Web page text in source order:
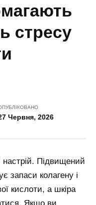
стресу
Червня, 2026
Підвищений
запаси колагену і
кислоти, а шкіра